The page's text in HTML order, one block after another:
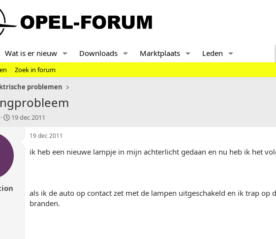
Wat is er nieuw Downloads Marktplaats Leden
Zoek in forum
problemen
S
r
t
d
u
19 dec 2011
19 dec 2011
ik heb een nieuwe lampje in mijn achterlicht gedaan en nu heb ik het
als ik de auto op contact zet met de lampen uitgeschakeld en ik trap op
branden.